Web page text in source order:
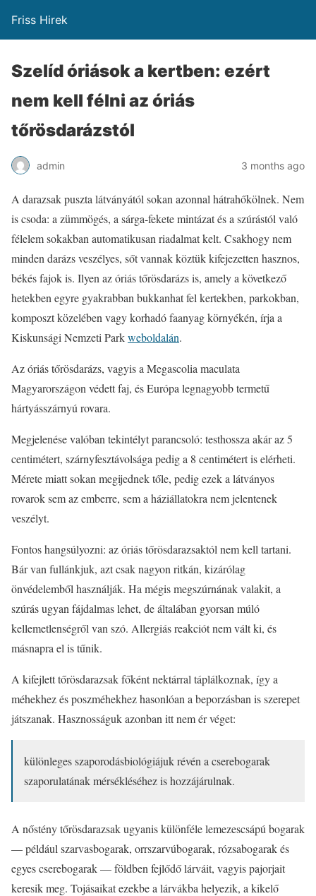
Friss Hirek
Szelíd óriások a kertben: ezért
nem kell félni az óriás
tőrösdarázstól
admin 3 months ago
A darazsak puszta látványától sokan azonnal hátrahőkölnek. Nem
is csoda: a zümmögés, a sárga-fekete mintázat és a szúrástól való
félelem sokakban automatikusan riadalmat kelt. Csakhogy nem
minden darázs veszélyes, sőt vannak köztük kifejezetten hasznos,
békés fajok is. Ilyen az óriás tőrösdarázs is, amely a következő
hetekben egyre gyakrabban bukkanhat fel kertekben, parkokban,
komposzt közelében vagy korhadó faanyag környékén, írja a
Kiskunsági Nemzeti Parkweboldalán.
Az óriás tőrösdarázs, vagyis a Megascolia maculata
Magyarországon védett faj, és Európa legnagyobb termetű
hártyásszárnyú rovara.
Megjelenése valóban tekintélyt parancsoló: testhossza akár az 5
centimétert, szárnyfesztávolsága pedig a 8 centimétert is elérheti.
Mérete miatt sokan megijednek tőle, pedig ezek a látványos
rovarok sem az emberre, sem a háziállatokra nem jelentenek
veszélyt.
Fontos hangsúlyozni: az óriás tőrösdarazsaktól nem kell tartani.
Bár van fullánkjuk, azt csak nagyon ritkán, kizárólag
önvédelemből használják. Ha mégis megszúrnának valakit, a
szúrás ugyan fájdalmas lehet, de általában gyorsan múló
kellemetlenségről van szó. Allergiás reakciót nem vált ki, és
másnapra el is tűnik.
A kifejlett tőrösdarazsak főként nektárral táplálkoznak, így a
méhekhez és poszméhekhez hasonlóan a beporzásban is szerepet
játszanak. Hasznosságuk azonban itt nem ér véget:
különleges szaporodásbiológiájuk révén a cserebogarak
szaporulatának mérsékléséhez is hozzájárulnak.
A nőstény tőrösdarazsak ugyanis különféle lemezescsápú bogarak
— például szarvasbogarak, orrszarvúbogarak, rózsabogarak és
egyes cserebogarak — földben fejlődő lárváit, vagyis pajorjait
keresik meg. Tojásaikat ezekbe a lárvákba helyezik, a kikelő